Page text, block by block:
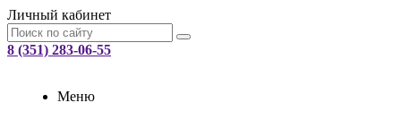
Личный кабинет
8 (351) 283-06-55
Меню